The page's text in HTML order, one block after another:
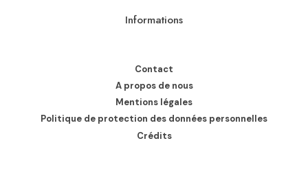
Informations
Contact
A propos de nous
Mentions légales
Politique de protection des données personnelles
Crédits